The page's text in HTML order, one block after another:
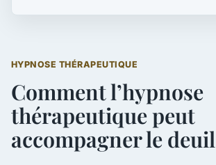
HYPNOSE THÉRAPEUTIQUE
Comment l’hypnose
thérapeutique peut
accompagner le deuil